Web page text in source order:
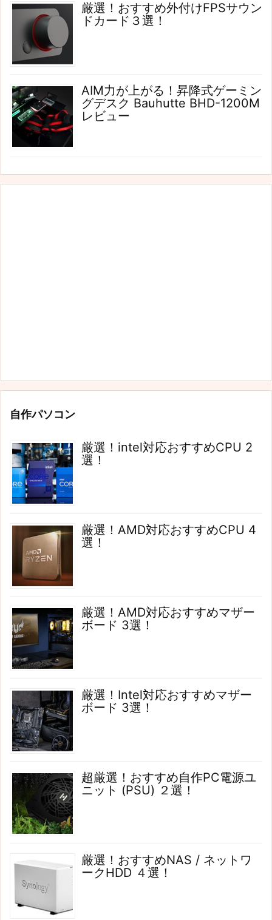
厳選！おすすめ外付けFPSサウン
ドカード３選！
AIM力が上がる！昇降式ゲーミン
グデスク Bauhutte BHD-1200M
レビュー
自作パソコン
厳選！intel対応おすすめCPU 2
選！
厳選！AMD対応おすすめCPU 4
選！
厳選！AMD対応おすすめマザー
ボード 3選！
厳選！Intel対応おすすめマザー
ボード 3選！
超厳選！おすすめ自作PC電源ユ
ニット (PSU) ２選！
厳選！おすすめNAS / ネットワ
ークHDD ４選！